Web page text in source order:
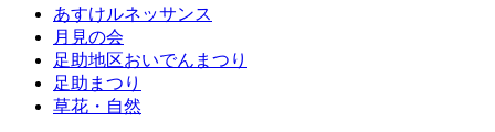
あすけルネッサンス
月見の会
足助地区おいでんまつり
足助まつり
草花・自然